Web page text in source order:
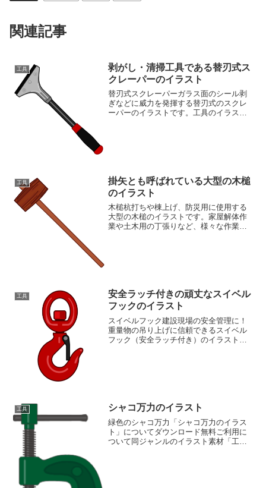
関連記事
工具
剥がし・清掃工具である替刃式ス
クレーパーのイラスト
替刃式スクレーパーガラス面のシール剥
ぎなどに威力を発揮する替刃式のスクレ
ーパーのイラストです。工具のイラスト
工具
掛矢とも呼ばれている大型の木槌
のイラスト
木槌杭打ちや棟上げ、防災用に使用する
大型の木槌のイラストです。家屋解体作
業や土木用の丁張りなど、様々な作業で
工具
安全ラッチ付きの頑丈なスイベル
フックのイラスト
スイベルフック建設現場の安全管理に！
重量物の吊り上げに信頼できるスイベル
フック（安全ラッチ付き）のイラスト素
工具 シャコ万力のイラスト
緑色のシャコ万力「シャコ万力のイラス
ト」についてダウンロード無料ご利用に
ついて同ジャンルのイラスト素材「工具